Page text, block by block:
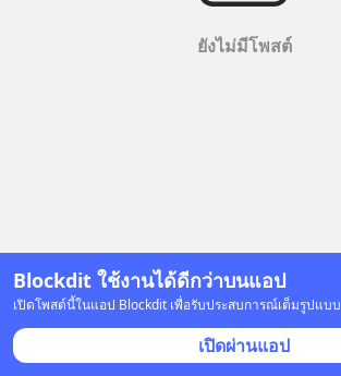
Blockdit ใช้งานได้ดีกว่าบนแอป
เปิดโพสต์นี้ในแอป Blockdit เพื่อรับประสบการณ์เต็มรูปแบบ
เปิดผ่านแอป
ยังไม่มีโพสต์